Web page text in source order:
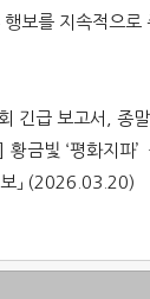
보를 지속적으로
긴급 보고서, 종
금빛 ‘평화지파
보」 (2026.03.20)